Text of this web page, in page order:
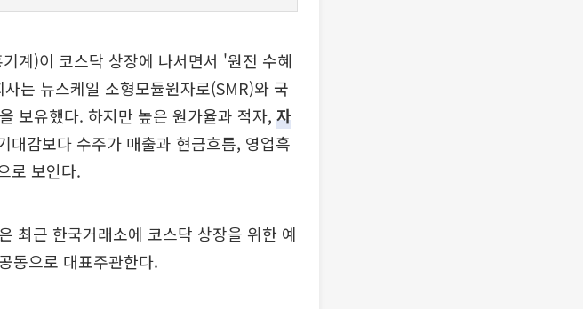
계)이 코스닥 상장에 나서면서 '원전 수혜
는 뉴스케일 소형모듈원자로(SMR)와 국
보유했다. 하지만 높은 원가율과 적자, 자
대감보다 수주가 매출과 현금흐름, 영업흑
로 보인다.
최근 한국거래소에 코스닥 상장을 위한 예
동으로 대표주관한다.